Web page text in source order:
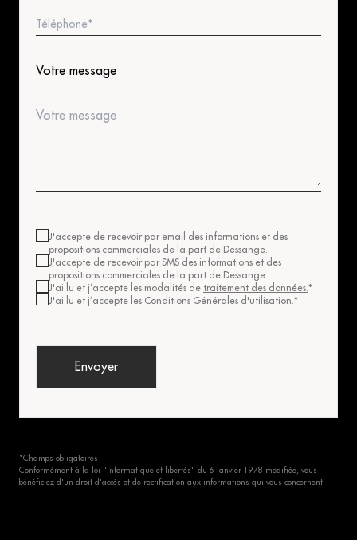
Votre message
J'accepte de recevoir par email des informations et des
propositions commerciales de la part de Dessange
J'accepte de recevoir par SMS des informations et des
propositions commerciales de la part de Dessange
J'ai lu et j’accepte les modalités de traitement des données. *
J'ai lu et j’accepte les Conditions Générales d'utilisation. *
Envoyer
*Champs obligatoires
Conformément à la loi "informatique et libertés" du 6 janvier 1978 modifiée, vous
bénéficiez d'un droit d'accès et de rectification aux informations qui vous concernent